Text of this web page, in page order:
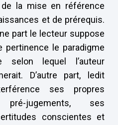
de la mise en référence
et de prérequis.
part le lecteur suppose
pertinence le paradigme
selon lequel l’auteur
D’autre part, ledit
ses propres
jugements, ses
conscientes et